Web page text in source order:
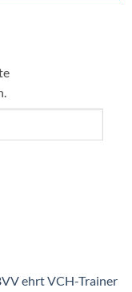
ehrt VCH-Trainer